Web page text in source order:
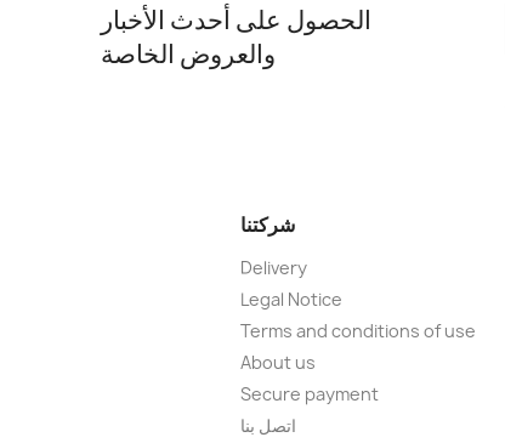
الحصول على أحدث الأخبار
والعروض الخاصة
شركتنا
Delivery
Legal Notice
Terms and conditions of use
About us
Secure payment
اتصل بنا